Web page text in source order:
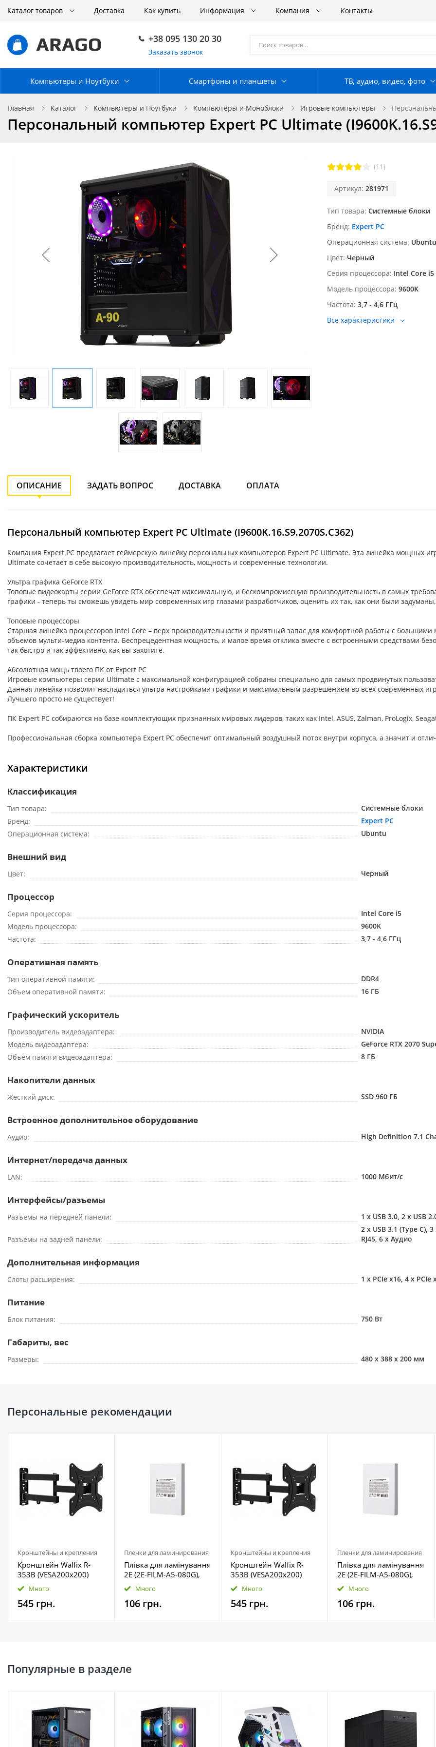
Каталог товаров Доставка Как купить Информация Компания Контакты
+38 095 130 20 30
Заказать звонок
Компьютеры и Ноутбуки Смартфоны и планшеты ТВ, аудио, видео, фото
Главная Каталог Компьютеры и Ноутбуки Компьютеры и Моноблоки Игровые компьютеры
Персональный компьютер Expert PC Ultimate
(11)
Артикул: 281971
Тип товара Системные блоки
Бренд Expert PC
Операционная система Ubuntu
Цвет Черный
Серия процессора Intel Core i5
Модель процессора 9600K
Частота 3,7 - 4,6 ГГц
Все характеристики
ОПИСАНИЕ ЗАДАТЬ ВОПРОС ДОСТАВКА ОПЛАТА
Персональный компьютер Expert PC Ultimate (I9600K.16.S9.2070S.C362)
Компания Expert PC предлагает геймерскую линейку персональных компьютеров Expert PC Ultimate. Эта линейка мощных
Ultimate сочетает в себе высокую производительность, мощность и современные технологии.
Ультра графика GeForce RTX
Топовые видеокарты серии GeForce RTX обеспечат максимальную, и бескомпромиссную производительность в самых
графики - теперь ты сможешь увидеть мир современных игр глазами разработчиков, оценить их так, как они были
Топовые процессоры
Старшая линейка процессоров Intel Core – верх производительности и приятный запас для комфортной работы с
объемов мульти-медиа контента. Беспрецедентная мощность, и малое время отклика вместе с встроенными средствами
так быстро и так эффективно, как вы захотите.
Абсолютная мощь твоего ПК от Expert PC
Игровые компьютеры серии Ultimate с максимальной конфигурацией собраны специально для самых продвинутых
Данная линейка позволит насладиться ультра настройками графики и максимальным разрешением во всех современных
Лучшего просто не существует!
ПК Expert PC собираются на базе комплектующих признанных мировых лидеров, таких как Intel, ASUS, Zalman, ProLogix,
Профессиональная сборка компьютера Expert PC обеспечит оптимальный воздушный поток внутри корпуса, а значит и
Характеристики
Классификация
Тип товара
Системные блоки
Бренд
Expert PC
Операционная система
Ubuntu
Внешний вид
Цвет Черный
Процессор
Серия процессора
Intel Core i5
Модель процессора
9600K
Частота
3,7 - 4,6 ГГц
Оперативная память
Тип оперативной памяти
DDR4
Объем оперативной памяти
16 ГБ
Графический ускоритель
Производитель видеоадаптера
NVIDIA
Модель видеоадаптера
GeForce RTX 2070
Объем памяти видеоадаптера
8 ГБ
Накопители данных
Жесткий диск SSD 960 ГБ
Встроенное дополнительное оборудование
Аудио High Definition 7.1
Интернет/передача данных
LAN 1000 Мбит/с
Интерфейсы/разъемы
Разъемы на передней панели 1 x USB 3.0, 2 x USB
Разъемы на задней панели
2 x USB 3.1 (Type C),
RJ45, 6 x Аудио
Дополнительная информация
Слоты расширения 1 x PCIe x16, 4 x PCIe
Питание
Блок питания 750 Вт
Габариты, вес
Размеры 480 х 388 х 200 мм
Персональные рекомендации
Кронштейны и крепления
Кронштейн Walfix R-
353B (VESA200х200)
Много
545 грн.
Пленки для ламинирования
Плівка для ламінування
2E (2E-FILM-A5-080G),
A5, глянцева, 80мк, 100
шт
Много
106 грн.
Кронштейны и крепления
Кронштейн Walfix R-
353B (VESA200х200)
Много
545 грн.
Пленки для ламинирования
Плівка для ламінування
2E (2E-FILM-A5-080G),
A5, глянцева, 80мк, 100
шт
Много
106 грн.
Популярные в разделе